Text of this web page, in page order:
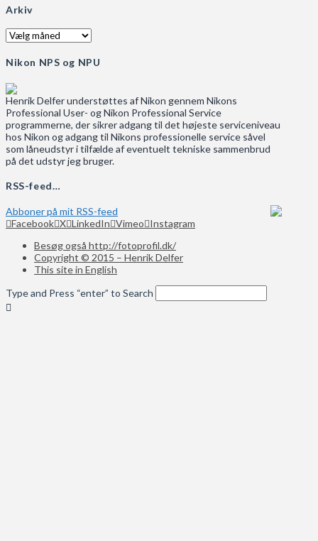
Arkiv
Arkiv
Nikon NPS og NPU
Henrik Delfer understøttes af Nikon gennem Nikons
Professional User- og Nikon Professional Service
programmerne, der sikrer adgang til det højeste serviceniveau
hos Nikon og adgang til Nikons professionelle service såvel
som låneudstyr i tilfælde af eventuelt tekniske sammenbrud
på det udstyr jeg bruger.
RSS-feed…
Abboner på mit RSS-feed
Facebook X LinkedIn Vimeo Instagram
Besøg også http://fotoprofil.dk/
Copyright © 2015 – Henrik Delfer
This site in English
Type and Press “enter” to Search